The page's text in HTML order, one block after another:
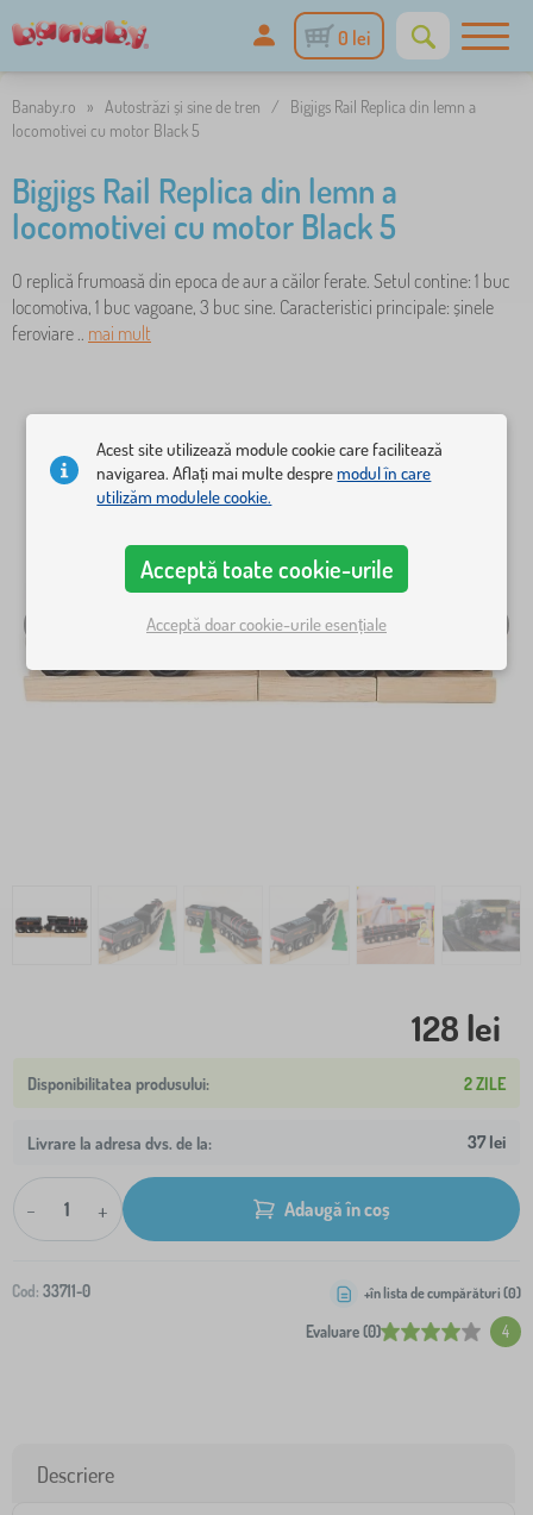
0 lei
Banaby.ro » Autostrăzi și sine de tren /
Bigjigs Rail Replica din lemn a
locomotivei cu motor Black 5
Bigjigs Rail Replica din lemn a
locomotivei cu motor Black 5
O replică frumoasă din epoca de aur a căilor ferate. Setul contine: 1 buc
locomotiva, 1 buc vagoane, 3 buc sine. Caracteristici principale: șinele
feroviare .. mai mult
128 lei
2 ZILE
Livrare la adresa dvs. de la: 37 lei
- + Adaugă în coș
Cod: 33711-0
Evaluare (0) 4
+în lista de cumpărături (0)
Descriere
Acest site utilizează module cookie care facilitează
navigarea. Aflați mai multe despremodul în care
utilizăm modulele cookie.
Acceptă toate cookie-urile
Acceptă doar cookie-urile esențiale